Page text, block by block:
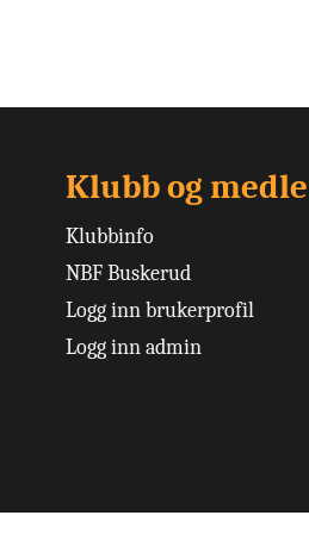
Klubb og
Klubbinfo
NBF Buskerud
Logg inn brukerprofil
Logg inn admin